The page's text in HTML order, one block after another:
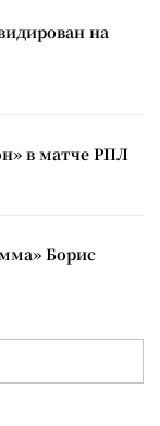
на
в матче РПЛ
Борис